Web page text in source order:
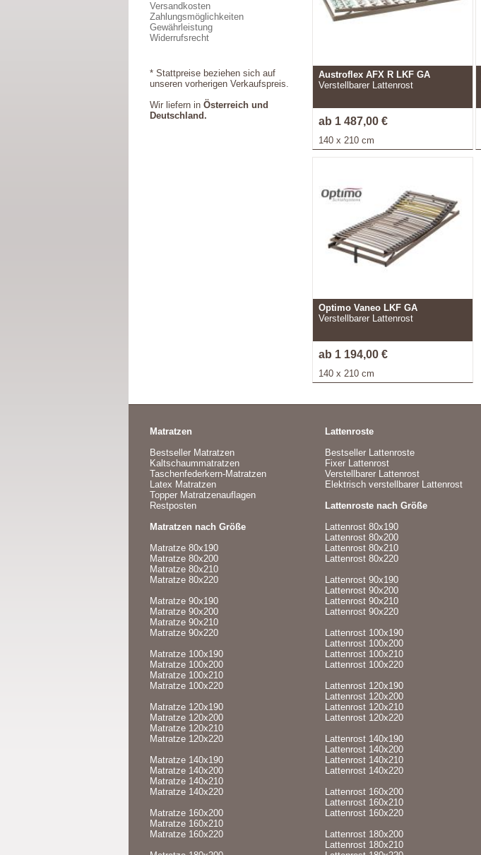
Versandkosten
Zahlungsmöglichkeiten
Gewährleistung
Widerrufsrecht
* Stattpreise beziehen sich auf
unseren vorherigen Verkaufspreis.
Wir liefern in Österreich und
Deutschland.
Austroflex AFX R LKF GA
Verstellbarer Lattenrost
ab 1 487,00 €
140 x 210 cm
Optimo Vaneo LKF GA
Verstellbarer Lattenrost
ab 1 194,00 €
140 x 210 cm
Matratzen
Bestseller Matratzen
Kaltschaummatratzen
Taschenfederkern-Matratzen
Latex Matratzen
Topper Matratzenauflagen
Restposten
Matratzen nach Größe
Matratze 80x190
Matratze 80x200
Matratze 80x210
Matratze 80x220
Matratze 90x190
Matratze 90x200
Matratze 90x210
Matratze 90x220
Matratze 100x190
Matratze 100x200
Matratze 100x210
Matratze 100x220
Matratze 120x190
Matratze 120x200
Matratze 120x210
Matratze 120x220
Matratze 140x190
Matratze 140x200
Matratze 140x210
Matratze 140x220
Matratze 160x200
Matratze 160x210
Matratze 160x220
Lattenroste
Bestseller Lattenroste
Fixer Lattenrost
Verstellbarer Lattenrost
Elektrisch verstellbarer Lattenrost
Lattenroste nach Größe
Lattenrost 80x190
Lattenrost 80x200
Lattenrost 80x210
Lattenrost 80x220
Lattenrost 90x190
Lattenrost 90x200
Lattenrost 90x210
Lattenrost 90x220
Lattenrost 100x190
Lattenrost 100x200
Lattenrost 100x210
Lattenrost 100x220
Lattenrost 120x190
Lattenrost 120x200
Lattenrost 120x210
Lattenrost 120x220
Lattenrost 140x190
Lattenrost 140x200
Lattenrost 140x210
Lattenrost 140x220
Lattenrost 160x200
Lattenrost 160x210
Lattenrost 160x220
Lattenrost 180x200
Lattenrost 180x210